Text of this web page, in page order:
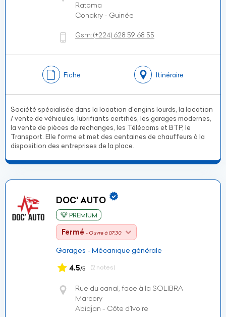
Ratoma
Conakry - Guinée
Gsm:(+224) 628 59 68 55
Fiche Itinéraire
Société spécialisée dans la location d'engins lourds, la location
/ vente de véhicules, lubrifiants certifiés, les garages modernes,
la vente de pièces de rechanges, les Télécoms et BTP, le
Transport. Elle forme et met des centaines de chauffeurs à la
disposition des entreprises de la place.
DOC' AUTO
PREMIUM
Fermé - Ouvre à 07:30
Garages - Mécanique générale
4.5/5 (2 notes)
Rue du canal, face à la SOLIBRA
Marcory
Abidjan - Côte d’Ivoire